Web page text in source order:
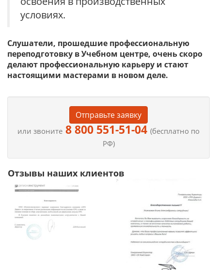
условиях.
Слушатели, прошедшие профессиональную
переподготовку в Учебном центре, очень скоро
делают профессиональную карьеру и стают
настоящими мастерами в новом деле.
Отправьте заявку
или звоните 8 800 551-51-04 (бесплатно по
РФ)
Отзывы наших клиентов